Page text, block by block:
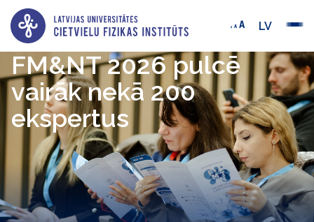
LV
FM&NT 2026 pulcē
vairāk nekā 200
ekspertus